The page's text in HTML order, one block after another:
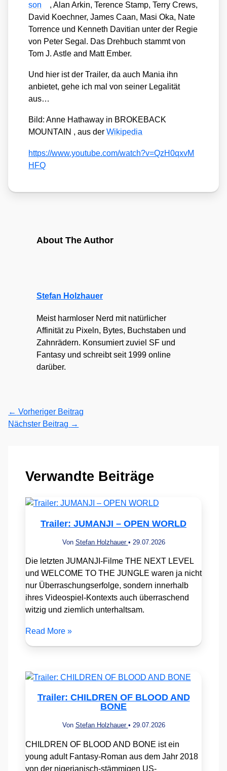
son
, Alan Arkin, Terence Stamp, Ter­ry Crews,
David Koech­ner, James Caan, Masi Oka, Nate
Tor­rence und Ken­neth Daviti­an unter der Regie
von Peter Segal. Das Dreh­buch stammt von
Tom J. Ast­le and Matt Ember.
Und hier ist der Trai­ler, da auch Mania ihn
anbie­tet, gehe ich mal von sei­ner Lega­li­tät
aus…
Bild: Anne Hat­ha­way in BROKEBACK
MOUNTAIN , aus derWiki­pe­dia
https://​www​.you​tube​.com/​w​a​t​c​h​?​v​=​Q​z​H​0​q​x​v​M​
HFQ
About The Author
Stefan Holzhauer
Meist harmloser Nerd mit natürlicher
Affinität zu Pixeln, Bytes, Buchstaben und
Zahnrädern. Konsumiert zuviel SF und
Fantasy und schreibt seit 1999 online
darüber.
← Vorheriger Beitrag
Nächster Beitrag →
Verwandte Beiträge
Trailer: JUMANJI – OPEN WORLD
Von Stefan Holzhauer • 29.07.2026
Die letzten JUMANJI-Filme THE NEXT LEVEL
und WELCOME TO THE JUNGLE waren ja nicht
nur Überraschungserfolge, sondern innerhalb
ihres Videospiel-Kontexts auch überraschend
witzig und ziemlich unterhaltsam.
Read More »
Trailer: CHILDREN OF BLOOD AND
BONE
Von Stefan Holzhauer • 29.07.2026
CHILDREN OF BLOOD AND BONE ist ein
young adult Fantasy-Roman aus dem Jahr 2018
von der nigerianisch-stämmigen US-